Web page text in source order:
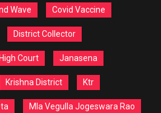
Wave Covid Vaccine
District Collector
High Court Janasena
Krishna District Ktr
Mla Vegulla Jogeswara Rao